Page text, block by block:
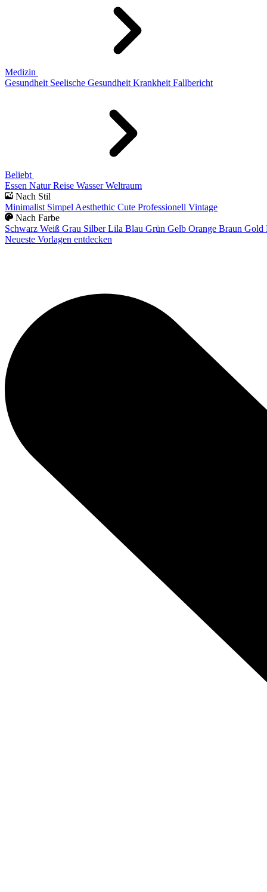
Medizin
Gesundheit Seelische Gesundheit Krankheit Fallbericht
Beliebt
Essen Natur Reise Wasser Weltraum
Nach Stil
Minimalist Simpel Aesthethic Cute Professionell Vintage
Nach Farbe
Schwarz Weiß Grau Silber Lila Blau Grün Gelb Orange Braun Gold
Neueste Vorlagen entdecken